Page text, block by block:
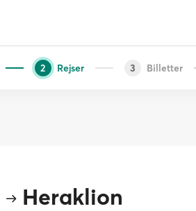
2 Rejser 3 Billetter
Heraklion